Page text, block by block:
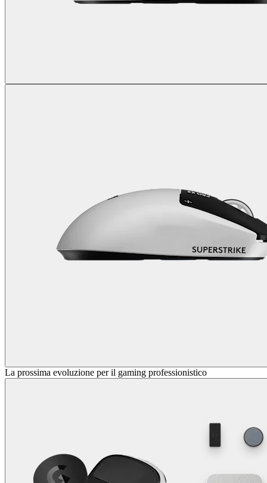
La prossima evoluzione per il gaming professionistico